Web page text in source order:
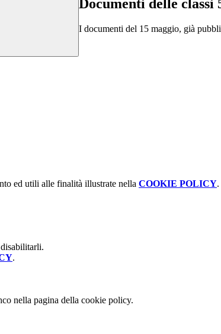
Documenti delle classi
I documenti del 15 maggio, già
ed utili alle finalità illustrate nella COOKIE POLICY.
.
nella pagina della cookie policy.